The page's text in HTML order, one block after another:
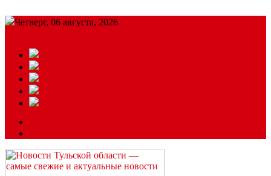
Четверг, 06 августа, 2026